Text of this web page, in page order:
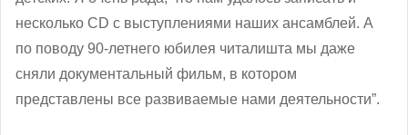
несколько CD с выступлениями наших ансамблей. А
по поводу 90-летнего юбилея читалишта мы даже
сняли документальный фильм, в котором
представлены все развиваемые нами деятельности”.